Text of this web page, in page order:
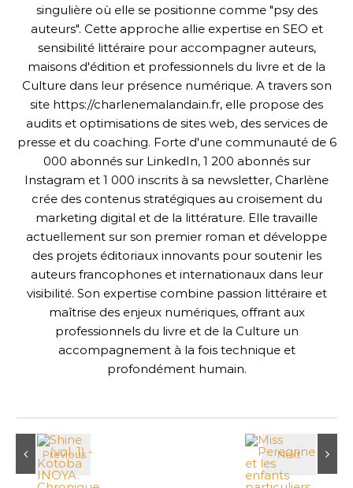
singulière où elle se positionne comme "psy des
auteurs". Cette approche allie expertise en SEO et
sensibilité littéraire pour accompagner auteurs,
maisons d'édition et professionnels du livre et de la
Culture dans leur présence numérique. A travers son
site https://charlenemalandain.fr, elle propose des
audits et optimisations de sites web, des services de
presse et du coaching. Forte d'une communauté de 6
000 abonnés sur LinkedIn, 1 200 abonnés sur
Instagram et 1 000 inscrits à sa newsletter, Charlène
crée des contenus stratégiques au croisement du
marketing digital et de la littérature. Elle travaille
actuellement sur son premier roman et développe
des projets éditoriaux innovants pour soutenir les
auteurs francophones et internationaux dans leur
visibilité. Son expertise combine passion littéraire et
maîtrise des enjeux numériques, offrant aux
professionnels du livre et de la Culture un
accompagnement à la fois technique et
profondément humain.